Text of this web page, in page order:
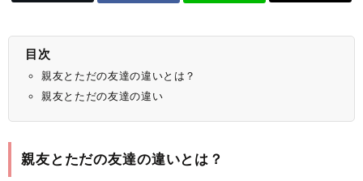
目次
親友とただの友達の違いとは？
親友とただの友達の違い
親友とただの友達の違いとは？